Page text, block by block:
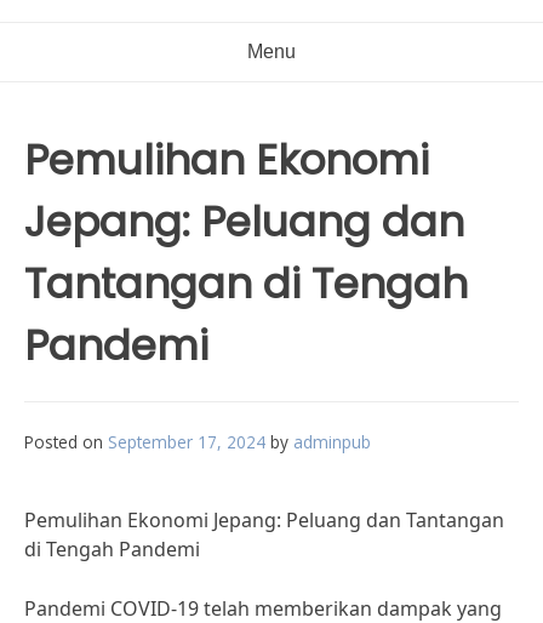
Menu
Pemulihan Ekonomi
Jepang: Peluang dan
Tantangan di Tengah
Pandemi
Posted on September 17, 2024 by adminpub
Pemulihan Ekonomi Jepang: Peluang dan Tantangan
di Tengah Pandemi
Pandemi COVID-19 telah memberikan dampak yang